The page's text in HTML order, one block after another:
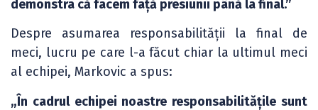
demonstra că facem față presiunii până la final.”
Despre asumarea responsabilității la final de
meci, lucru pe care l-a făcut chiar la ultimul meci
al echipei, Markovic a spus:
„În cadrul echipei noastre responsabilitățile sunt